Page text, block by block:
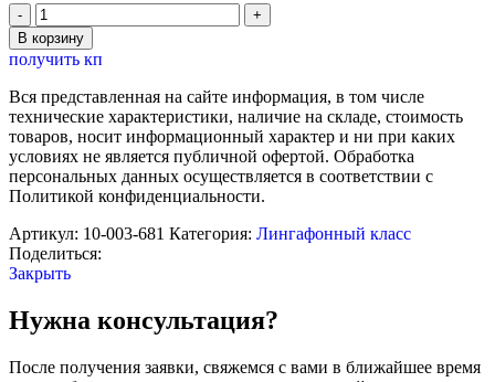
Количество
товара
Sanako
Lab
100
STS
(1
+
15)
Лингафонный
программно-
аппаратный
комплекс
для
и
переводу
В корзину
получить кп
Вся представленная на сайте информация, в том числе
технические характеристики, наличие на складе, стоимость
товаров, носит информационный характер и ни при каких
условиях не является публичной офертой. Обработка
персональных данных осуществляется в соответствии с
Политикой конфиденциальности.
Артикул: 10-003-681 Категория: Лингафонный класс
Поделиться:
Закрыть
Нужна консультация?
После получения заявки, свяжемся с вами в ближайшее время